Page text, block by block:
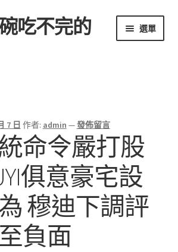
吃不完的
選單
7 日 作者: admin —發佈留言
命令嚴打股
俱意豪宅設
穆迪下調評
負面